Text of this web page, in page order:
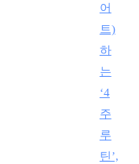
어
트)
하
는
‘4
주
루
틴’,